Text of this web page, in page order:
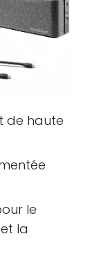
de haute
le
la